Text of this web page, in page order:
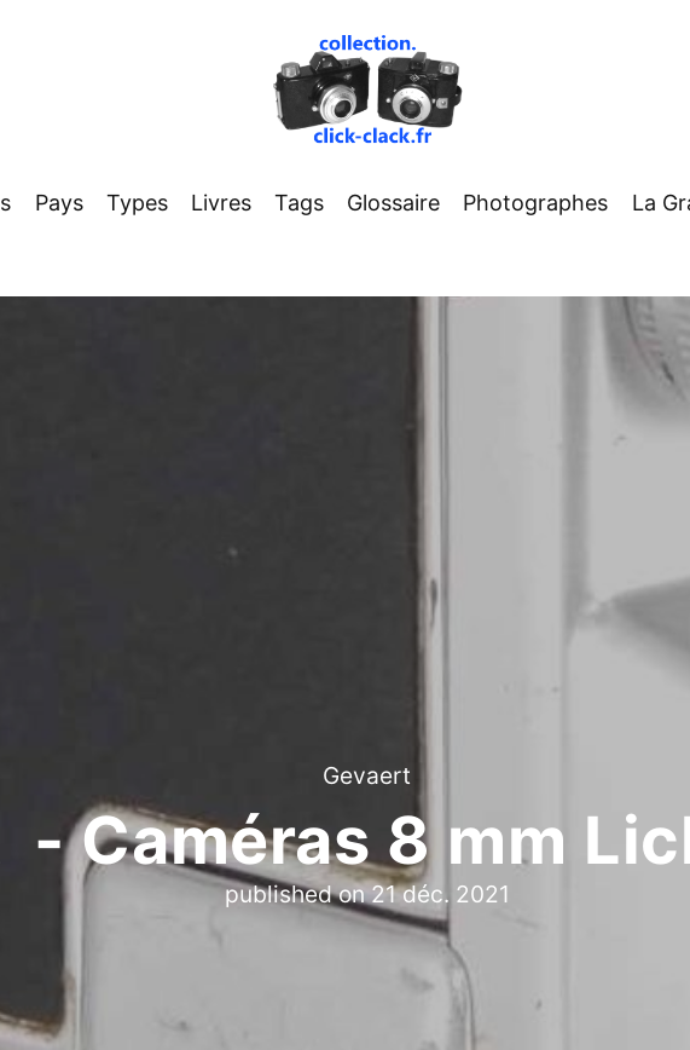
Pays Types Livres Tags Glossaire Photographes La
Gevaert
- Caméras 8 mm
published on21 déc. 2021